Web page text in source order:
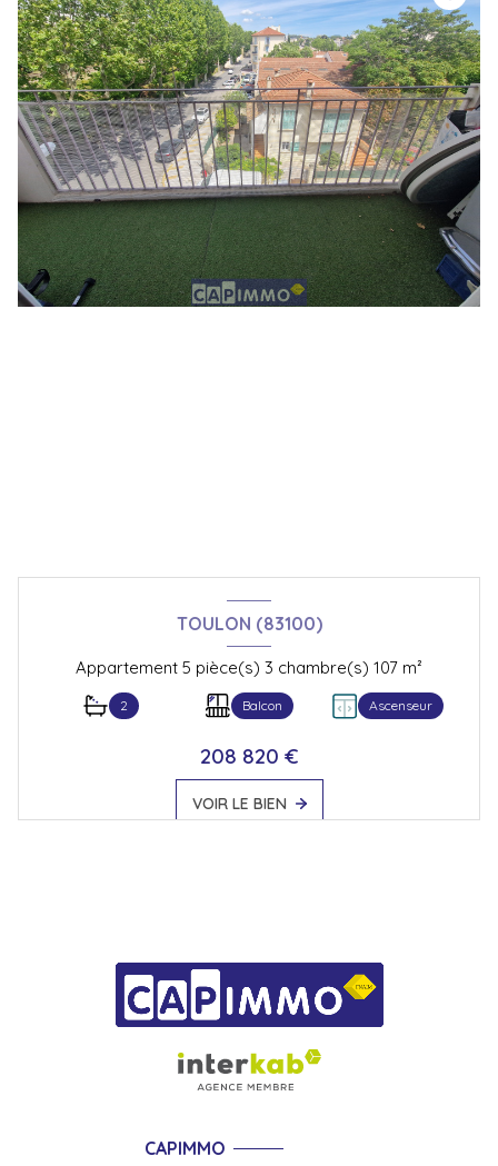
TOULON (83100)
Appartement 5 pièce(s) 3 chambre(s) 107 m²
2 Balcon Ascenseur
208 820 €
VOIR LE BIEN
CAPIMMO